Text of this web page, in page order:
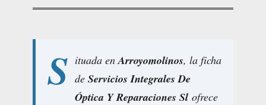
S ituada enArroyomolinos, la ficha
de Servicios Integrales De
Óptica Y Reparaciones Sl ofrece